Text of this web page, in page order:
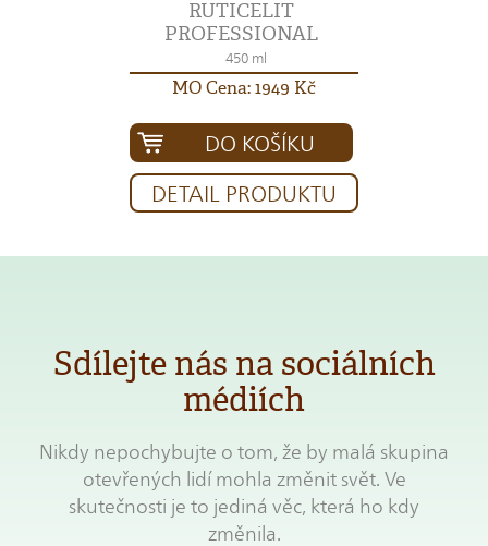
RUTICELIT
PROFESSIONAL
450 ml
MO Cena: 1949 Kč
DO KOŠÍKU
DETAIL PRODUKTU
Sdílejte nás na sociálních
médiích
Nikdy nepochybujte o tom, že by malá skupina
otevřených lidí mohla změnit svět. Ve
skutečnosti je to jediná věc, která ho kdy
změnila.